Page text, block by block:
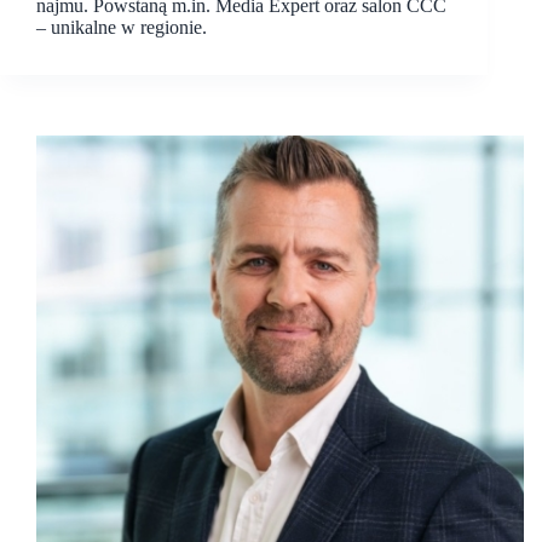
najmu. Powstaną m.in. Media Expert oraz salon CCC
– unikalne w regionie.